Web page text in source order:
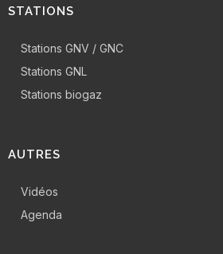
STATIONS
Stations GNV / GNC
Stations GNL
Stations biogaz
AUTRES
Vidéos
Agenda